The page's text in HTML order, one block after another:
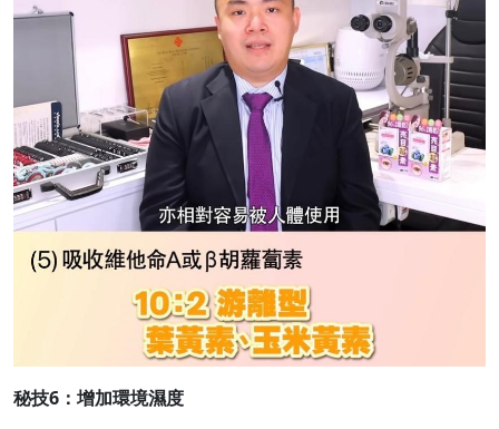
秘技6 ： 增加環境濕度